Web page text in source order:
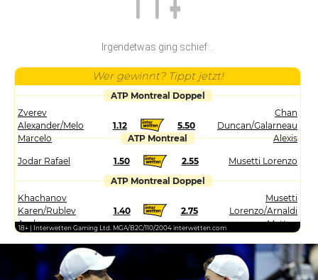
Irgendetwas ging schief...
Wer gewinnt? Tippt jetzt!
ATP Montreal Doppel
Zverev
Alexander/Melo
Marcelo
1.12 5.50
Chan
Duncan/Galarneau
Alexis
ATP Montreal
Jodar Rafael 1.50 2.55
Musetti Lorenzo
ATP Montreal Doppel
Khachanov
Karen/Rublev
Andrey
1.40 2.75
Musetti
Lorenzo/Arnaldi
Matteo
18+ | Interwetten Gaming Ltd. MGA/B2C/110/2004 interwetten.com